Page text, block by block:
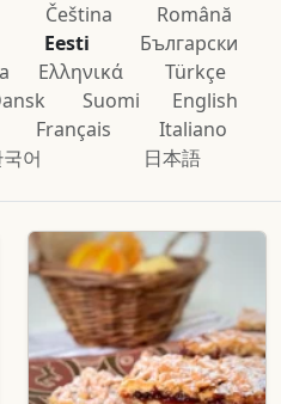
Čeština
Română
Eesti
Български
Ελληνικά
Türkçe
Suomi
English
Français
Italiano
어 日本語